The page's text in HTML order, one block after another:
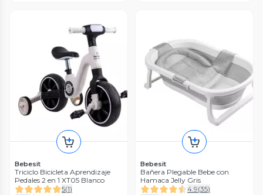
Bebesit
Triciclo Bicicleta Aprendizaje
Pedales 2 en 1 XT05 Blanco
5(1)
Bebesit
Bañera Plegable Bebe con
Hamaca Jelly Gris
4.9(35)